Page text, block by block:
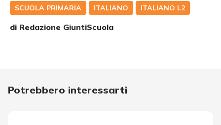
SCUOLA PRIMARIA ITALIANO ITALIANO L2
di Redazione GiuntiScuola
Potrebbero interessarti